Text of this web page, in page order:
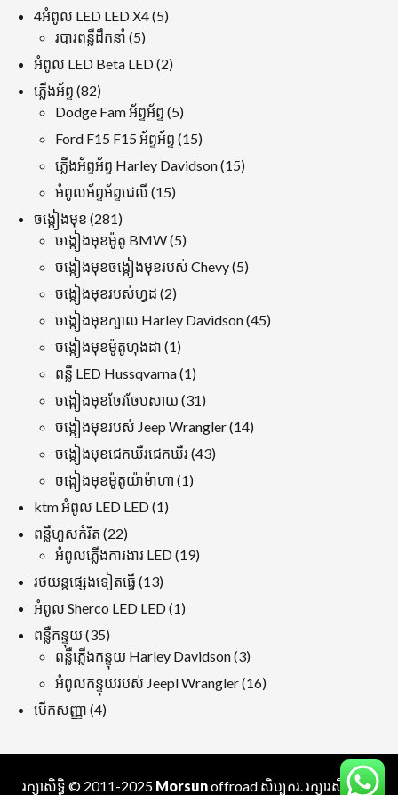
ផលិតផល
4អំពូល LED LED X4 55
របារពន្លឺដឹកនាំ 55
ផលិតផល
អំពូល LED Beta LED 22
ភ្លើងអ័ព្ទ 8282
ផលិតផល
Dodge Fam អ័ព្ទអ័ព្ទ 55
ផលិតផល
Ford F15 F15 អ័ព្ទអ័ព្ទ 1515
ផលិតផល
ភ្លើងអ័ព្ទអ័ព្ទ Harley Davidson 1515
អំពូលអ័ព្ទអ័ព្ទជេលី 1515
ចង្កៀងមុខ 281281
ផលិតផល
ចង្កៀងមុខម៉ូតូ BMW 55
ផលិតផល
ចង្កៀងមុខចង្កៀងមុខរបស់ Chevy 55
ចង្កៀងមុខរបស់ហ្វដ 22
ផលិតផល
ចង្កៀងមុខក្បាល Harley Davidson 4545
ចង្កៀងមុខម៉ូតូហុងដា 11
ផលិតផល
ពន្លឺ LED Hussqvarna 11
ផលិតផល
ចង្កៀងមុខចែវចែបសាយ 3131
ផលិតផល
ចង្កៀងមុខរបស់ Jeep Wrangler 1414
ចង្កៀងមុខជេកឃឺរជេកឃឺរ 4343
ចង្កៀងមុខម៉ូតូយ៉ាម៉ាហា 11
ktm អំពូល LED LED 11
ពន្លឺហួសកំរិត 2222
ផលិតផល
អំពូលភ្លើងការងារ LED 1919
រថយន្តផ្សេងទៀតធ្វើ 1313
ផលិតផល
អំពូល Sherco LED LED 11
ពន្លឺកន្ទុយ 3535
ផលិតផល
ពន្លឺភ្លើងកន្ទុយ Harley Davidson 33
ផលិតផល
អំពូលកន្ទុយរបស់ Jeepl Wrangler 1616
បើកសញ្ញា 44
រក្សាសិទ្ធិ © 2011-2025 Morsunoffroad សិប្បករ. រក្សារសិទ្ធគ្រប់